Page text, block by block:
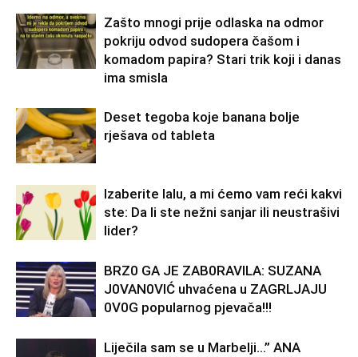
Zašto mnogi prije odlaska na odmor
pokriju odvod sudopera čašom i
komadom papira? Stari trik koji i danas
ima smisla
Deset tegoba koje banana bolje
rješava od tableta
Izaberite lalu, a mi ćemo vam reći kakvi
ste: Da li ste nežni sanjar ili neustrašivi
lider?
BRZ0 GA JE ZAB0RAVlLA: SUZANA
J0VAN0VIĆ uhvaćena u ZAGRLJAJU
0V0G popularnog pjevača!!!
Liječila sam se u Marbelji…” ANA